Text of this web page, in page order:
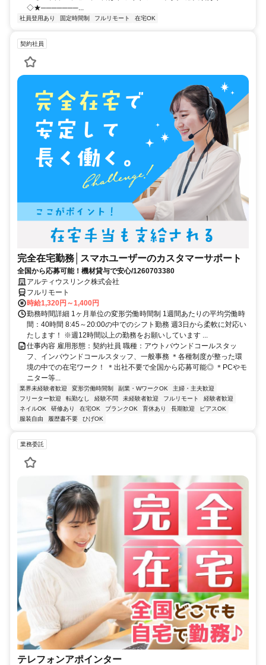
◇★───────...
社員登用あり 固定時間制 フルリモート 在宅OK
契約社員
完全在宅勤務│スマホユーザーのカスタマーサポート
全国から応募可能！機材貸与で安心/1260703380
アルティウスリンク株式会社
フルリモート
時給1,320円～1,400円
勤務時間詳細 1ヶ月単位の変形労働時間制 1週間あたりの平均労働時
間：40時間 8:45～20:00の中でのシフト勤務 週3日から柔軟に対応い
たします！ ※週12時間以上の勤務をお願いしています ...
仕事内容 雇用形態：契約社員 職種：アウトバウンドコールスタッ
フ、インバウンドコールスタッフ、一般事務 ＊各種制度が整った環
境の中での在宅ワーク！ ＊出社不要で全国から応募可能◎ ＊PCやモ
ニター等...
業界未経験者歓迎 変形労働時間制 副業・WワークOK
主婦・主夫歓迎
フリーター歓迎
転勤なし 経験不問 未経験者歓迎 フルリモート
経験者歓迎
ネイルOK
研修あり 在宅OK ブランクOK 育休あり 長期歓迎
ピアスOK
服装自由
履歴書不要 ひげOK
業務委託
テレフォンアポインター